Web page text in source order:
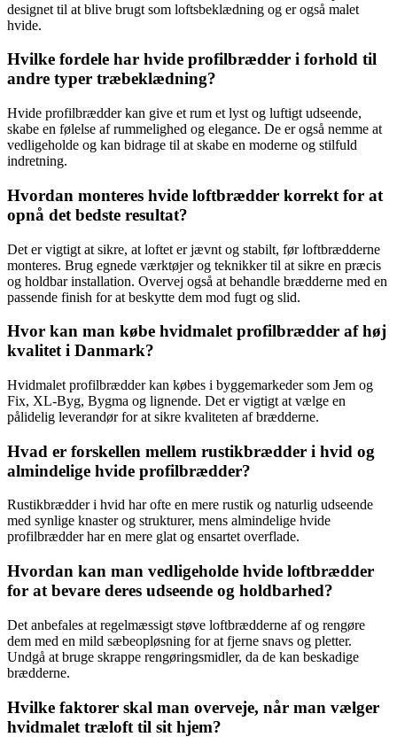
designet til at blive brugt som loftsbeklædning og er også malet
hvide.
Hvilke fordele har hvide profilbrædder i forhold til
andre typer træbeklædning?
Hvide profilbrædder kan give et rum et lyst og luftigt udseende,
skabe en følelse af rummelighed og elegance. De er også nemme at
vedligeholde og kan bidrage til at skabe en moderne og stilfuld
indretning.
Hvordan monteres hvide loftbrædder korrekt for at
opnå det bedste resultat?
Det er vigtigt at sikre, at loftet er jævnt og stabilt, før loftbrædderne
monteres. Brug egnede værktøjer og teknikker til at sikre en præcis
og holdbar installation. Overvej også at behandle brædderne med en
passende finish for at beskytte dem mod fugt og slid.
Hvor kan man købe hvidmalet profilbrædder af høj
kvalitet i Danmark?
Hvidmalet profilbrædder kan købes i byggemarkeder som Jem og
Fix, XL-Byg, Bygma og lignende. Det er vigtigt at vælge en
pålidelig leverandør for at sikre kvaliteten af brædderne.
Hvad er forskellen mellem rustikbrædder i hvid og
almindelige hvide profilbrædder?
Rustikbrædder i hvid har ofte en mere rustik og naturlig udseende
med synlige knaster og strukturer, mens almindelige hvide
profilbrædder har en mere glat og ensartet overflade.
Hvordan kan man vedligeholde hvide loftbrædder
for at bevare deres udseende og holdbarhed?
Det anbefales at regelmæssigt støve loftbrædderne af og rengøre
dem med en mild sæbeopløsning for at fjerne snavs og pletter.
Undgå at bruge skrappe rengøringsmidler, da de kan beskadige
brædderne.
Hvilke faktorer skal man overveje, når man vælger
hvidmalet træloft til sit hjem?